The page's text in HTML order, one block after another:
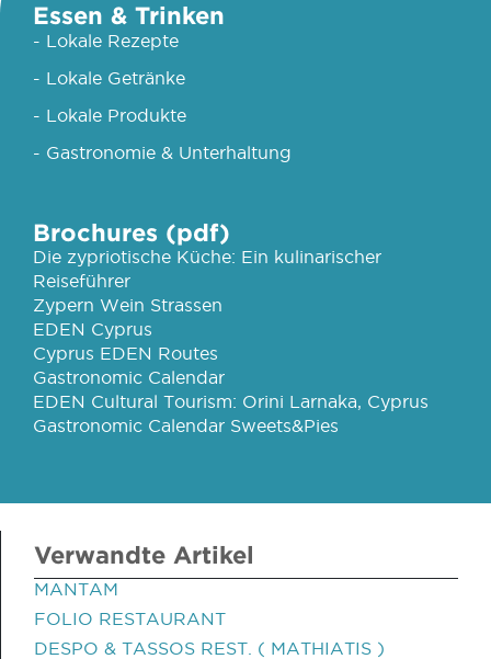
Essen & Trinken
- Lokale Rezepte
- Lokale Getränke
- Lokale Produkte
- Gastronomie & Unterhaltung
Brochures (pdf)
Die zypriotische Küche: Ein kulinarischer
Reiseführer
Zypern Wein Strassen
EDEN Cyprus
Cyprus EDEN Routes
Gastronomic Calendar
EDEN Cultural Tourism: Orini Larnaka, Cyprus
Gastronomic Calendar Sweets&Pies
Verwandte Artikel
MANTAM
FOLIO RESTAURANT
DESPO & TASSOS REST. ( MATHIATIS )